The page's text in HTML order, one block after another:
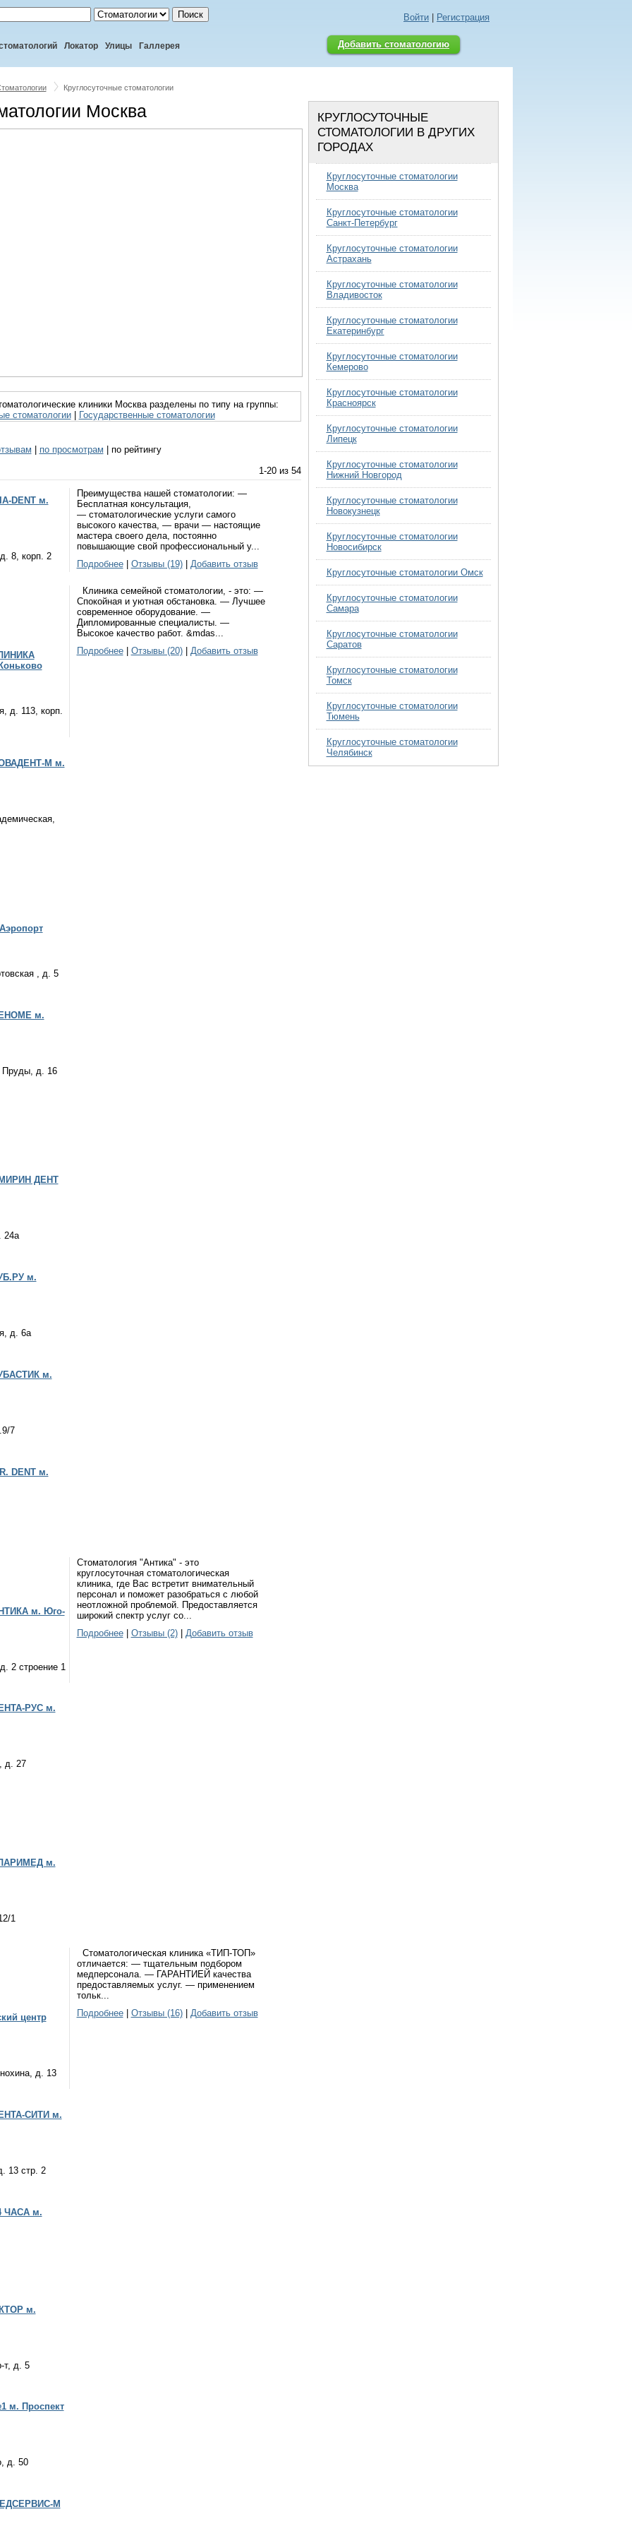
Поиск Войти Регистрация
Локатор Улицы Галлерея Добавить стоматологию
Круглосуточные стоматологии
Москва
клиники Москва разделены по типу на группы:
стоматологии| Государственные стоматологии
по просмотрам
по рейтингу
1-20 из 54
DENT м.
8, корп. 2
Преимущества нашей стоматологии: —
Бесплатная консультация,
— стоматологические услуги самого
высокого качества, — врачи — настоящие
мастера своего дела, постоянно
повышающие свой профессиональный у...
Подробнее| Отзывы (19)| Добавить отзыв
д. 113, корп.
Клиника семейной стоматологии, - это: —
Спокойная и уютная обстановка. — Лучшее
современное оборудование. —
Дипломированные специалисты. —
Высокое качество работ. &mdas...
Подробнее| Отзывы (20)| Добавить отзыв
М м.
, д. 5
м.
Пруды, д. 16
ДЕНТ
24a
м.
д. 6а
м.
7
DENT м.
м. Юго-
2 строение 1
Стоматология "Антика" - это
круглосуточная стоматологическая
клиника, где Вас встретит внимательный
персонал и поможет разобраться с любой
неотложной проблемой. Предоставляется
широкий спектр услуг со...
Подробнее| Отзывы (2)| Добавить отзыв
РУС м.
д. 27
м.
1
центр
д. 13
Стоматологическая клиника «ТИП-ТОП»
отличается: — тщательным подбором
медперсонала. — ГАРАНТИЕЙ качества
предоставляемых услуг. — применением
тольк...
Подробнее| Отзывы (16)| Добавить отзыв
СИТИ м.
13 стр. 2
ЧАСА м.
м.
т, д. 5
м. Проспект
д. 50
М
КРУГЛОСУТОЧНЫЕ
СТОМАТОЛОГИИ В ДРУГИХ
ГОРОДАХ
Круглосуточные стоматологии
Москва
Круглосуточные стоматологии
Санкт-Петербург
Круглосуточные стоматологии
Астрахань
Круглосуточные стоматологии
Владивосток
Круглосуточные стоматологии
Екатеринбург
Круглосуточные стоматологии
Кемерово
Круглосуточные стоматологии
Красноярск
Круглосуточные стоматологии
Липецк
Круглосуточные стоматологии
Нижний Новгород
Круглосуточные стоматологии
Новокузнецк
Круглосуточные стоматологии
Новосибирск
Круглосуточные стоматологии Омск
Круглосуточные стоматологии
Самара
Круглосуточные стоматологии
Саратов
Круглосуточные стоматологии
Томск
Круглосуточные стоматологии
Тюмень
Круглосуточные стоматологии
Челябинск